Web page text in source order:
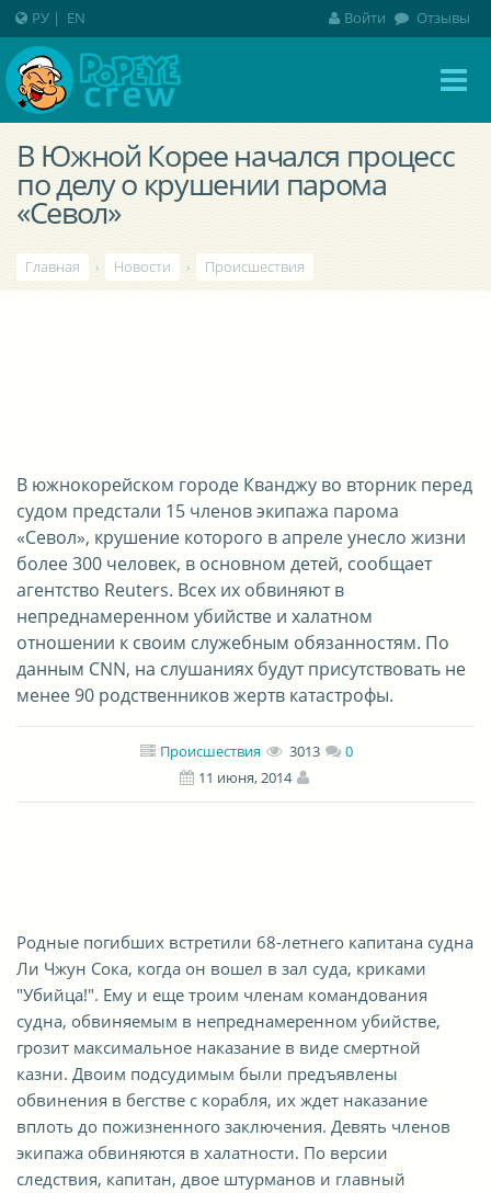
В Южной Корее начался процесс
по делу о крушении парома
«Севол»
Главная › Новости › Происшествия
В южнокорейском городе Кванджу во вторник перед
судом предстали 15 членов экипажа парома
«Севол», крушение которого в апреле унесло жизни
более 300 человек, в основном детей, сообщает
агентство Reuters. Всех их обвиняют в
непреднамеренном убийстве и халатном
отношении к своим служебным обязанностям. По
данным CNN, на слушаниях будут присутствовать не
менее 90 родственников жертв катастрофы.
Происшествия 3013
0
11 июня, 2014
Родные погибших встретили 68-летнего капитана судна
Ли Чжун Сока, когда он вошел в зал суда, криками
"Убийца!". Ему и еще троим членам командования
судна, обвиняемым в непреднамеренном убийстве,
грозит максимальное наказание в виде смертной
казни. Двоим подсудимым были предъявлены
обвинения в бегстве с корабля, их ждет наказание
вплоть до пожизненного заключения. Девять членов
экипажа обвиняются в халатности. По версии
следствия, капитан, двое штурманов и главный
РУ | EN Войти Отзывы